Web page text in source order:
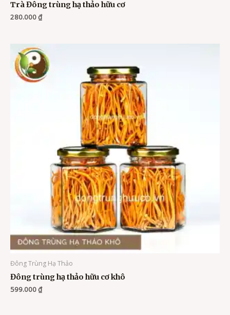
Trà Đông trùng hạ thảo hữu cơ
280.000₫
Đông Trùng Hạ Thảo
Đông trùng hạ thảo hữu cơ khô
599.000₫